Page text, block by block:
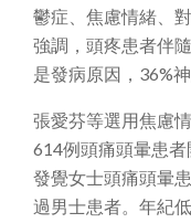
鬱症、焦慮情緒、
強調，頭疼患者伴
是發病原因，36%
張愛芬等選用焦慮
614例頭痛頭暈患
發覺女士頭痛頭暈
過男士患者。年紀